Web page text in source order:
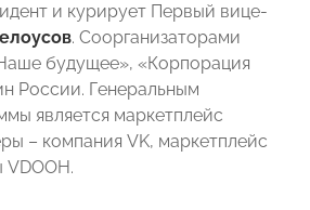
и курирует Первый вице-
. Соорганизаторами
будущее», «Корпорация
России. Генеральным
является маркетплейс
– компания VK, маркетплейс